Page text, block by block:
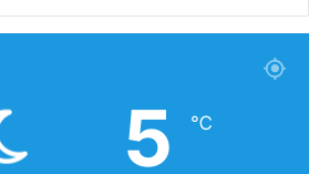
5 ℃